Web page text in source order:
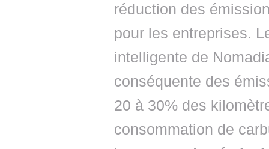
réduction des
pour les entreprises.
intelligente de
conséquente des
20 à 30% des
consommation de